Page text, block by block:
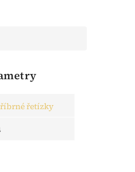
řetízky